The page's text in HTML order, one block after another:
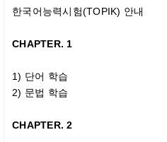
한국어능력시험(TOPIK) 안내
CHAPTER. 1
1) 단어 학습
2) 문법 학습
CHAPTER. 2